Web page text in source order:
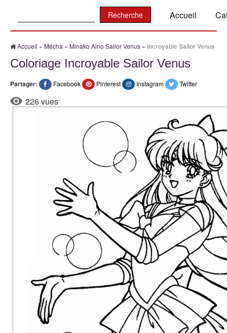
Accueil
Accueil » Mécha » Minako Aino Sailor Venus » Incroyable Sailor Venus
Coloriage Incroyable Sailor Venus
Partager: Facebook Pinterest Instagram Twitter
226 vues